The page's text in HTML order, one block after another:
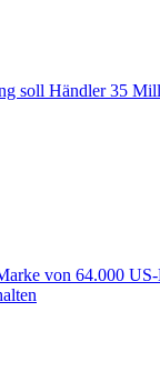
soll Händler 35
von 64.000